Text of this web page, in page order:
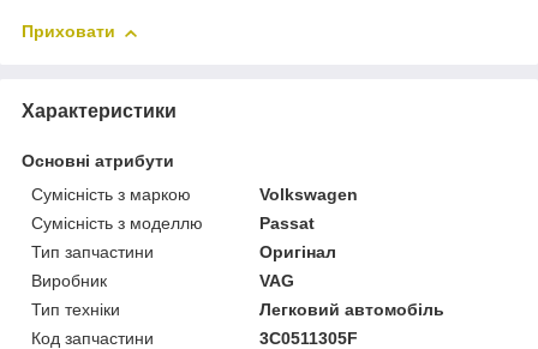
Приховати
Характеристики
Основні атрибути
Сумісність з маркою
Volkswagen
Сумісність з моделлю
Passat
Тип запчастини
Оригінал
Виробник
VAG
Тип техніки
Легковий автомобіль
Код запчастини
3C0511305F